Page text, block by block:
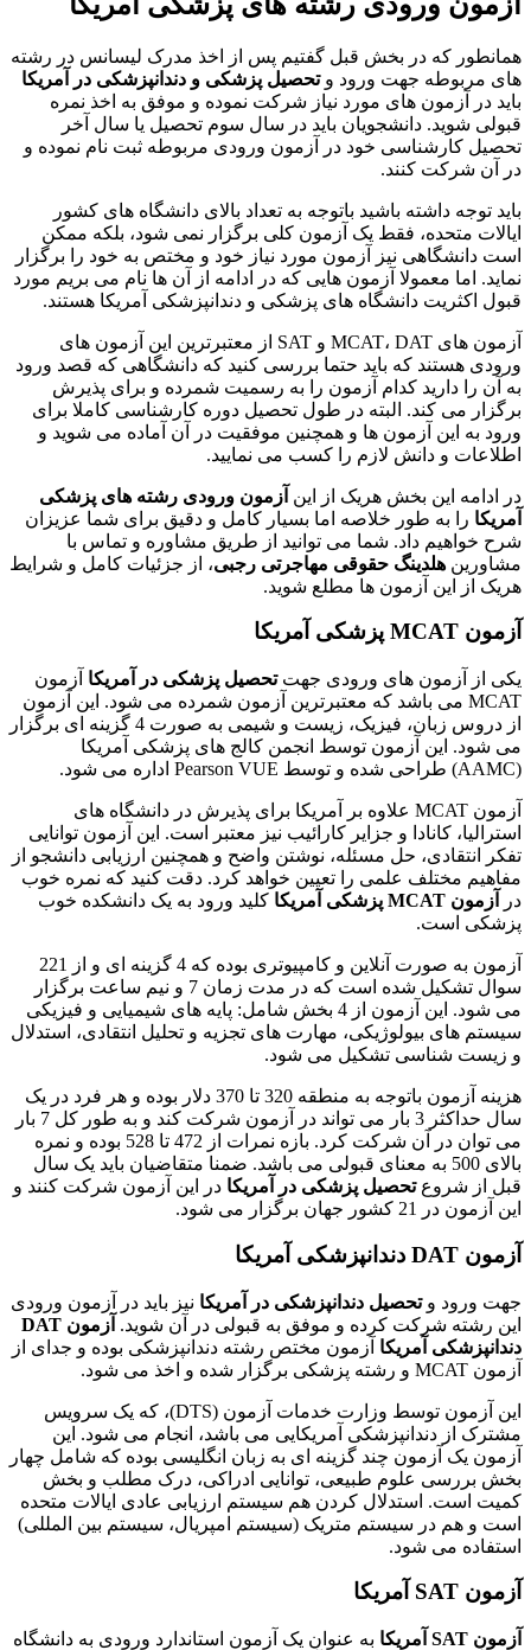
همانطور که در بخش قبل گفتیم پس از اخذ مدرک لیسانس در رشته
های مربوطه جهت ورود وتحصیل پزشکی و دندانپزشکی در آمریکا
باید در آزمون های مورد نیاز شرکت نموده و موفق به اخذ نمره
قبولی شوید. دانشجویان باید در سال سوم تحصیل یا سال آخر
تحصیل کارشناسی خود در آزمون ورودی مربوطه ثبت نام نموده و
در آن شرکت کنند.
باید توجه داشته باشید باتوجه به تعداد بالای دانشگاه های کشور
ایالات متحده، فقط یک آزمون کلی برگزار نمی شود، بلکه ممکن
است دانشگاهی نیز آزمون مورد نیاز خود و مختص به خود را برگزار
نماید. اما معمولا آزمون هایی که در ادامه از آن ها نام می بریم مورد
قبول اکثریت دانشگاه های پزشکی و دندانپزشکی آمریکا هستند.
آزمون های MCAT، DAT و SAT از معتبرترین این آزمون های
ورودی هستند که باید حتما بررسی کنید که دانشگاهی که قصد ورود
به آن را دارید کدام آزمون را به رسمیت شمرده و برای پذیرش
برگزار می کند. البته در طول تحصیل دوره کارشناسی کاملا برای
ورود به این آزمون ها و همچنین موفقیت در آن آماده می شوید و
اطلاعات و دانش لازم را کسب می نمایید.
در ادامه این بخش هریک از این آزمون ورودی رشته های پزشکی
آمریکا را به طور خلاصه اما بسیار کامل و دقیق برای شما عزیزان
شرح خواهیم داد. شما می توانید از طریق مشاوره و تماس با
مشاورین هلدینگ حقوقی مهاجرتی رجبی، از جزئیات کامل و شرایط
هریک از این آزمون ها مطلع شوید.
آزمون MCAT پزشکی آمریکا
یکی از آزمون های ورودی جهتتحصیل پزشکی در آمریکا آزمون
MCAT می باشد که معتبرترین آزمون شمرده می شود. این آزمون
از دروس زبان، فیزیک، زیست و شیمی به صورت 4 گزینه ای برگزار
می شود. این آزمون توسط انجمن کالج های پزشکی آمریکا
(AAMC) طراحی شده و توسط Pearson VUE اداره می شود.
آزمون MCAT علاوه بر آمریکا برای پذیرش در دانشگاه های
استرالیا، کانادا و جزایر کارائیب نیز معتبر است. این آزمون توانایی
تفکر انتقادی، حل مسئله، نوشتن واضح و همچنین ارزیابی دانشجو از
مفاهیم مختلف علمی را تعیین خواهد کرد. دقت کنید که نمره خوب
در
آزمون MCAT پزشکی آمریکا کلید ورود به یک دانشکده خوب
پزشکی است.
آزمون به صورت آنلاین و کامپیوتری بوده که 4 گزینه ای و از 221
سوال تشکیل شده است که در مدت زمان 7 و نیم ساعت برگزار
می شود. این آزمون از 4 بخش شامل: پایه های شیمیایی و فیزیکی
سیستم های بیولوژیکی، مهارت های تجزیه و تحلیل انتقادی، استدلال
و زیست شناسی تشکیل می شود.
هزینه آزمون باتوجه به منطقه 320 تا 370 دلار بوده و هر فرد در یک
سال حداکثر 3 بار می تواند در آزمون شرکت کند و به طور کل 7 بار
می توان در آن شرکت کرد. بازه نمرات از 472 تا 528 بوده و نمره
بالای 500 به معنای قبولی می باشد. ضمنا متقاضیان باید یک سال
قبل از شروعتحصیل پزشکی در آمریکا در این آزمون شرکت کنند و
این آزمون در 21 کشور جهان برگزار می شود.
آزمون DAT دندانپزشکی آمریکا
جهت ورود وتحصیل دندانپزشکی در آمریکا نیز باید در آزمون ورودی
این رشته شرکت کرده و موفق به قبولی در آن شوید. آزمون DAT
دندانپزشکی آمریکا آزمون مختص رشته دندانپزشکی بوده و جدای از
آزمون MCAT و رشته پزشکی برگزار شده و اخذ می شود.
این آزمون توسط وزارت خدمات آزمون (DTS)، که یک سرویس
مشترک از دندانپزشکی آمریکایی می باشد، انجام می شود. این
آزمون یک آزمون چند گزینه ای به زبان انگلیسی بوده که شامل چهار
بخش بررسی علوم طبیعی، توانایی ادراکی، درک مطلب و بخش
کمیت است. استدلال کردن هم سیستم ارزیابی عادی ایالات متحده
است و هم در سیستم متریک (سیستم امپریال، سیستم بین المللی)
استفاده می شود.
آزمون SAT آمریکا
آزمون SAT آمریکا به عنوان یک آزمون استاندارد ورودی به دانشگاه